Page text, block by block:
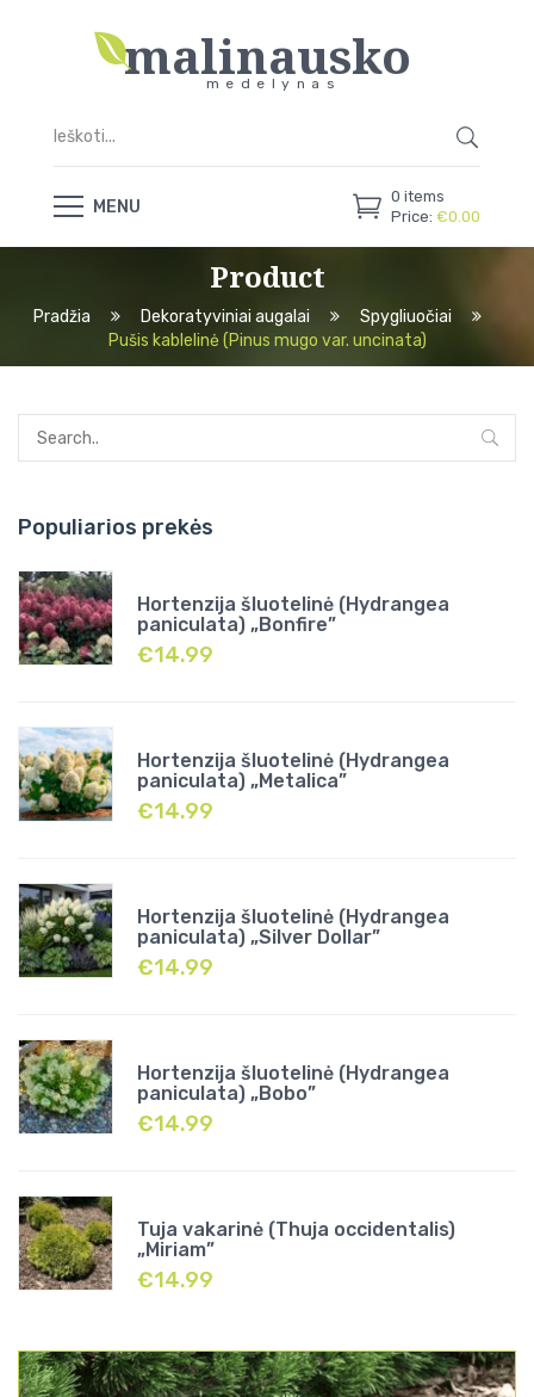
malinausko
medelynas
0 items
Price: €0.00
MENU
Product
Pradžia Dekoratyviniai augalai
Spygliuočiai
Pušis kablelinė (Pinus mugo var. uncinata)
Populiarios prekės
Hortenzija šluotelinė (Hydrangea
paniculata) „Bonfire”
€14.99
Hortenzija šluotelinė (Hydrangea
paniculata) „Metalica”
€14.99
Hortenzija šluotelinė (Hydrangea
paniculata) „Silver Dollar”
€14.99
Hortenzija šluotelinė (Hydrangea
paniculata) „Bobo”
€14.99
Tuja vakarinė (Thuja occidentalis)
„Miriam”
€14.99